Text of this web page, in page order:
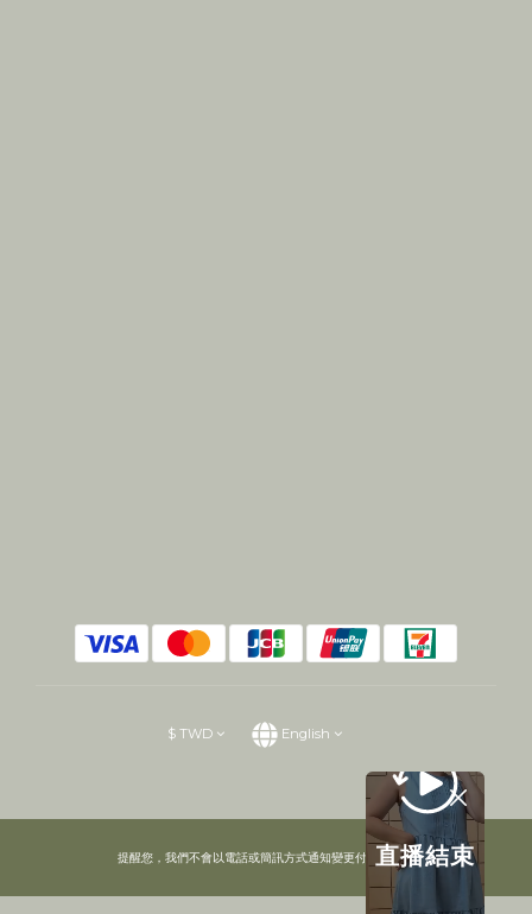
$ TWD English
提醒您，我們不會以電話或簡訊方式通知變更付款方式。直播結束